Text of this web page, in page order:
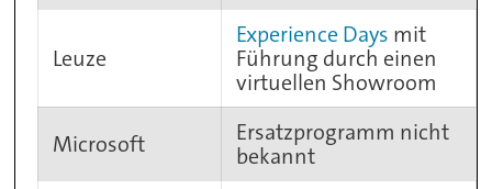
Leuze
Experience Days mit
Führung durch einen
virtuellen Showroom
Microsoft
Ersatzprogramm nicht
bekannt